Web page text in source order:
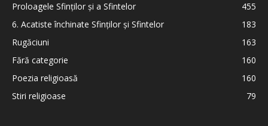
Proloagele Sfinților și a Sfintelor
455
6. Acatiste închinate Sfinților și Sfintelor
183
Rugăciuni
163
Fără categorie
160
Poezia religioasă
160
Stiri religioase
79